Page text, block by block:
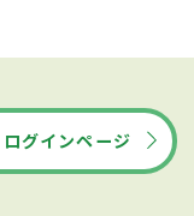
グインページ